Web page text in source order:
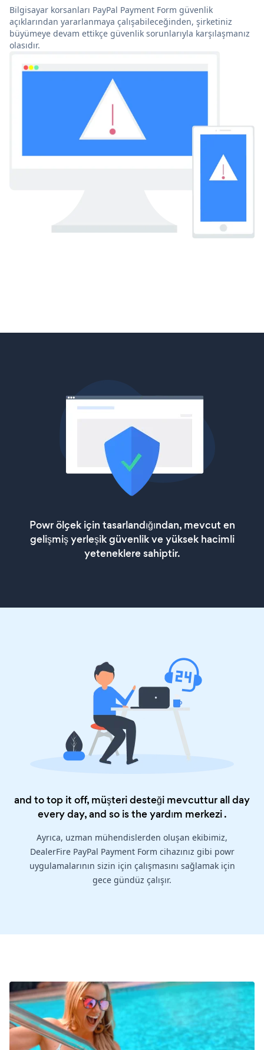
Bilgisayar korsanları PayPal Payment Form güvenlik
açıklarından yararlanmaya çalışabileceğinden, şirketiniz
büyümeye devam ettikçe güvenlik sorunlarıyla karşılaşmanız
olasıdır.
Powr ölçek için tasarlandığından, mevcut en
gelişmiş yerleşik güvenlik ve yüksek hacimli
yeteneklere sahiptir.
and to top it off, müşteri desteği mevcuttur all day
every day, and so is theyardım merkezi.
Ayrıca, uzman mühendislerden oluşan ekibimiz,
DealerFire PayPal Payment Form cihazınız gibi powr
uygulamalarının sizin için çalışmasını sağlamak için
gece gündüz çalışır.